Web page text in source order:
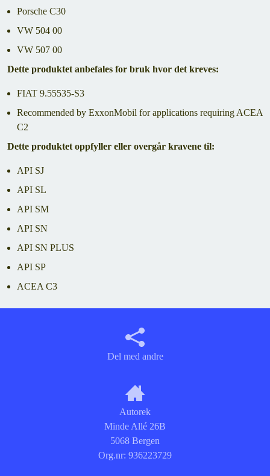
Porsche C30
VW 504 00
VW 507 00
Dette produktet anbefales for bruk hvor det kreves:
FIAT 9.55535-S3
Recommended by ExxonMobil for applications requiring ACEA
C2
Dette produktet oppfyller eller overgår kravene til:
API SJ
API SL
API SM
API SN
API SN PLUS
API SP
ACEA C3
Del med andre
Autorek
Minde Allé 26B
5068 Bergen
Org.nr: 936223729